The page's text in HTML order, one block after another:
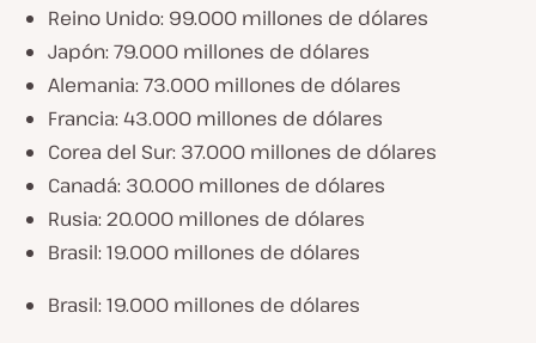
Reino Unido: 99.000 millones de dólares
Japón: 79.000 millones de dólares
Alemania: 73.000 millones de dólares
Francia: 43.000 millones de dólares
Corea del Sur: 37.000 millones de dólares
Canadá: 30.000 millones de dólares
Rusia: 20.000 millones de dólares
Brasil: 19.000 millones de dólares
Brasil: 19.000 millones de dólares